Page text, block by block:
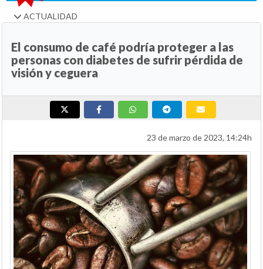
ACTUALIDAD
El consumo de café podría proteger a las
personas con diabetes de sufrir pérdida de
visión y ceguera
23 de marzo de 2023, 14:24h